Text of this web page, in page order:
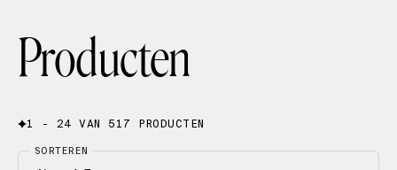
Producten
1 - 24 VAN 517 PRODUCTEN
SORTEREN